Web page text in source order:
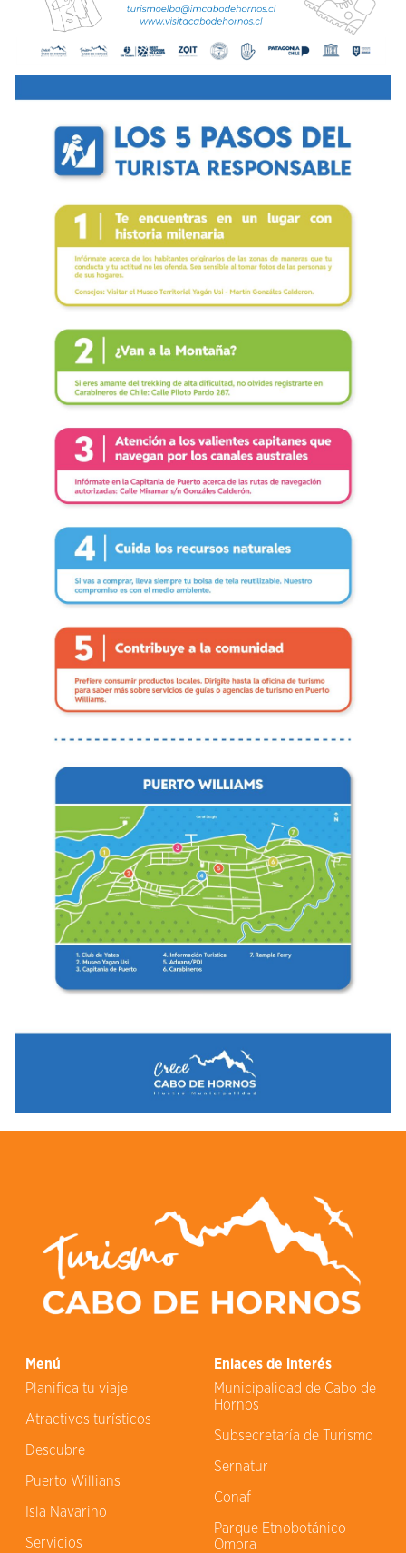
Menú
Planifica tu viaje
Atractivos turísticos
Descubre
Puerto Willians
Isla Navarino
Servicios
Enlaces de interés
Municipalidad de Cabo de
Hornos
Subsecretaría de Turismo
Sernatur
Conaf
Parque Etnobotánico
Omora